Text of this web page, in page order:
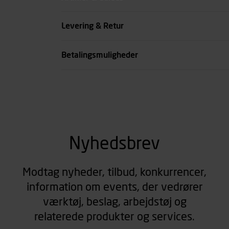
Levering & Retur
Betalingsmuligheder
Nyhedsbrev
Modtag nyheder, tilbud, konkurrencer,
information om events, der vedrører
værktøj, beslag, arbejdstøj og
relaterede produkter og services.